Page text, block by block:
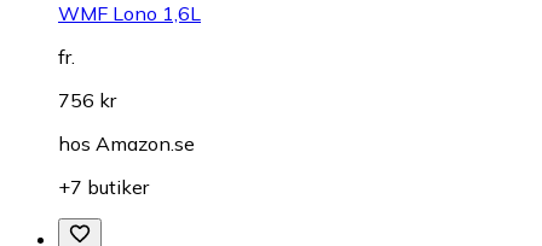
WMF Lono 1,6L
fr.
756 kr
hos Amazon.se
+7 butiker